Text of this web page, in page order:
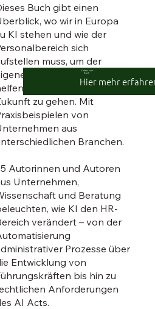
Buch gibt einen
wo wir in Europa
KI stehen und wie der
sich
muss, um der
Organisation zu
erfolgreich in die
zu gehen. Mit
von
aus
Branchen.
Autorinnen und Autoren
Unternehmen,
und Beratung
wie KI den HR-
verändert – von der
Prozesse über
Entwicklung von
bis hin zu
Anforderungen
AI Acts.
Hier mehr
Videos zum
Buch